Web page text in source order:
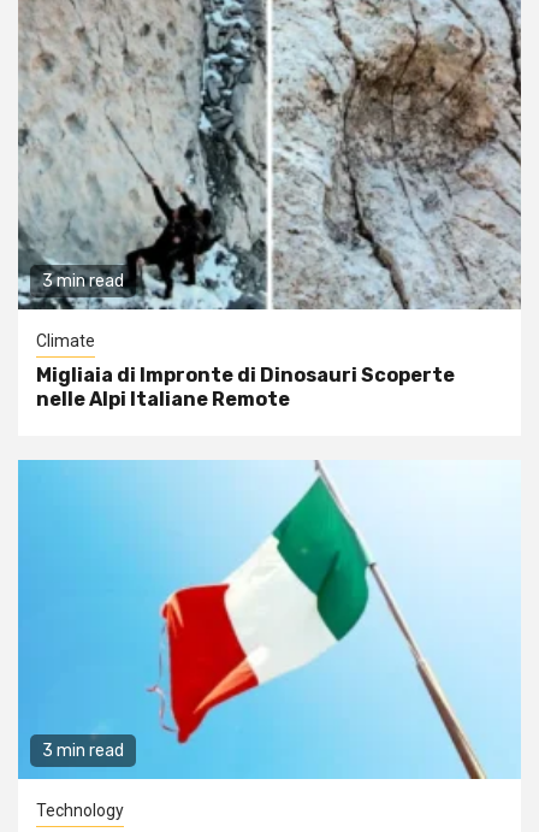
3 min read
Climate
Migliaia di Impronte di Dinosauri Scoperte
nelle Alpi Italiane Remote
3 min read
Technology